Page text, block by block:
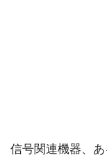
信号関連機器、